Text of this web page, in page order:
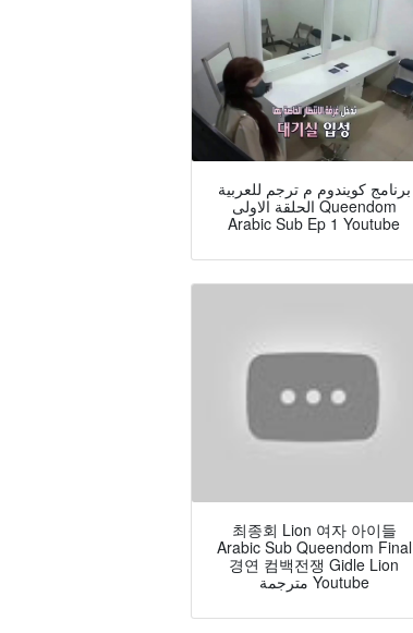
برنامج كويندوم م ترجم للعربية
الحلقة الاولى Queendom
Arabic Sub Ep 1 Youtube
최종회 Lion 여자 아이들
Arabic Sub Queendom Final
경연 컴백전쟁 Gidle Lion
مترجمة Youtube